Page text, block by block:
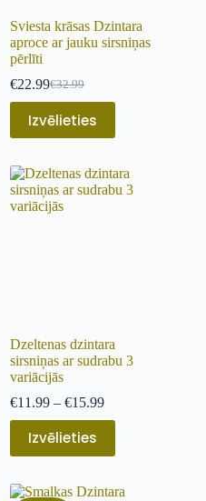
Sviesta krāsas Dzintara
aproce ar jauku sirsniņas
pērlīti
€32.99
€22.99
Izvēlieties
Dzeltenas dzintara
sirsniņas ar sudrabu 3
variācijās
€11.99 –€15.99
Izvēlieties